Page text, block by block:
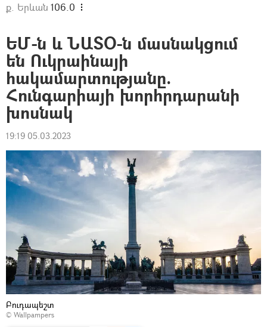
ք. Երևան 106.0
ԵՄ-ն և ՆԱՏՕ-ն մասնակցում
են Ուկրաինայի
հակամարտությանը.
Հունգարիայի խորհրդարանի
խոսնակ
19:19 05.03.2023
Բուդապեշտ
© Wallpampers